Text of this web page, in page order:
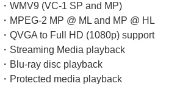
・WMV9 (VC-1 SP and MP)
・MPEG-2 MP @ ML and MP @ HL
・QVGA to Full HD (1080p) support
・Streaming Media playback
・Blu-ray disc playback
・Protected media playback